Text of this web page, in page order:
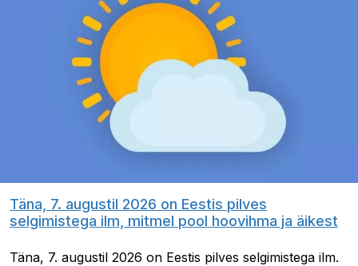
Täna, 7. augustil 2026 on Eestis pilves
selgimistega ilm, mitmel pool hoovihma ja äikest
Täna, 7. augustil 2026 on Eestis pilves selgimistega ilm.